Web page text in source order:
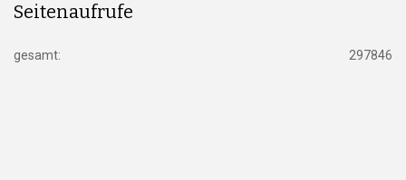
Seitenaufrufe
297846
gesamt: